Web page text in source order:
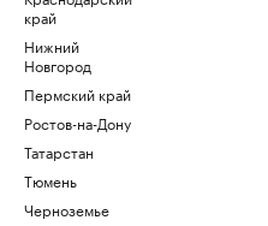
край
Нижний
Новгород
Пермский край
Ростов-на-Дону
Татарстан
Тюмень
Черноземье